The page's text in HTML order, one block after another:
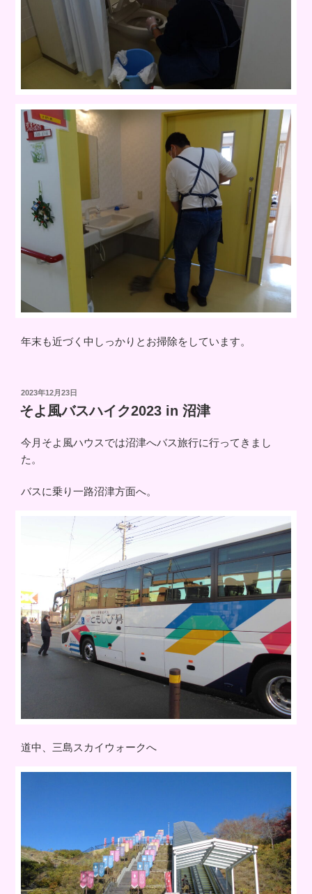
年末も近づく中しっかりとお掃除をしています。
投
稿
日:
2023年12月23日
そよ風バスハイク2023 in 沼津
今月そよ風ハウスでは沼津へバス旅行に行ってきまし
た。
バスに乗り一路沼津方面へ。
道中、三島スカイウォークへ